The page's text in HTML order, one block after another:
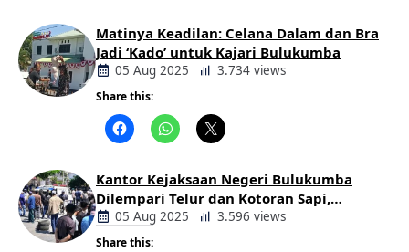
Matinya Keadilan: Celana Dalam dan Bra
Jadi ‘Kado’ untuk Kajari Bulukumba
05 Aug 2025 3.734 views
Share this:
Kantor Kejaksaan Negeri Bulukumba
Dilempari Telur dan Kotoran Sapi,
Keluarga Korban Lakalantas Tuntut
Keadilan
05 Aug 2025 3.596 views
Share this: